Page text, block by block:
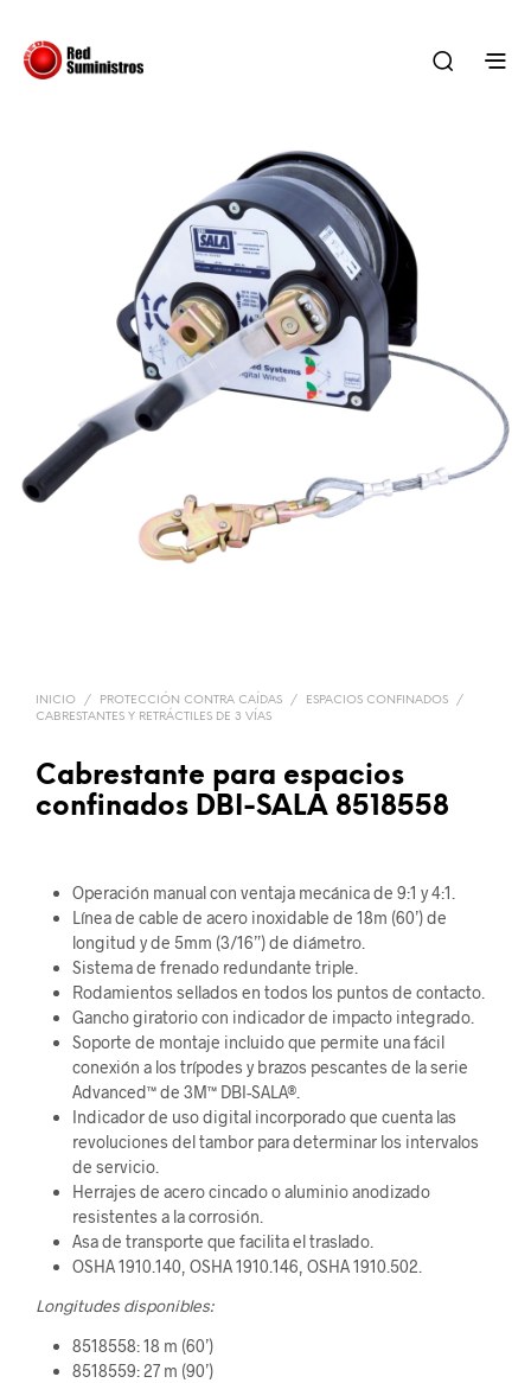
INICIO / PROTECCIÓN CONTRA CAÍDAS / ESPACIOS CONFINADOS
/
CABRESTANTES Y RETRÁCTILES DE 3 VÍAS
Cabrestante para espacios
confinados DBI-SALA 8518558
Operación manual con ventaja mecánica de 9:1 y 4:1.
Línea de cable de acero inoxidable de 18m (60’) de
longitud y de 5mm (3/16”) de diámetro.
Sistema de frenado redundante triple.
Rodamientos sellados en todos los puntos de contacto.
Gancho giratorio con indicador de impacto integrado.
Soporte de montaje incluido que permite una fácil
conexión a los trípodes y brazos pescantes de la serie
Advanced™ de 3M™ DBI-SALA®.
Indicador de uso digital incorporado que cuenta las
revoluciones del tambor para determinar los intervalos
de servicio.
Herrajes de acero cincado o aluminio anodizado
resistentes a la corrosión.
Asa de transporte que facilita el traslado.
OSHA 1910.140, OSHA 1910.146, OSHA 1910.502.
Longitudes disponibles:
8518558: 18 m (60’)
8518559: 27 m (90’)